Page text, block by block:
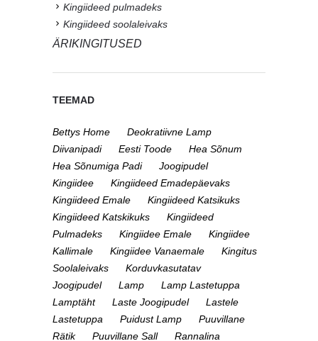
Kingiideed pulmadeks
Kingiideed soolaleivaks
ÄRIKINGITUSED
TEEMAD
Bettys Home
Deokratiivne Lamp
Diivanipadi
Eesti Toode
Hea Sõnum
Hea Sõnumiga Padi
Joogipudel
Kingiidee
Kingiideed Emadepäevaks
Kingiideed Emale
Kingiideed Katsikuks
Kingiideed Katskikuks
Kingiideed
Pulmadeks
Kingiidee Emale
Kingiidee
Kallimale
Kingiidee Vanaemale
Kingitus
Soolaleivaks
Korduvkasutatav
Joogipudel
Lamp
Lamp Lastetuppa
Lamptäht
Laste Joogipudel
Lastele
Lastetuppa
Puidust Lamp
Puuvillane
Rätik
Puuvillane Sall
Rannalina